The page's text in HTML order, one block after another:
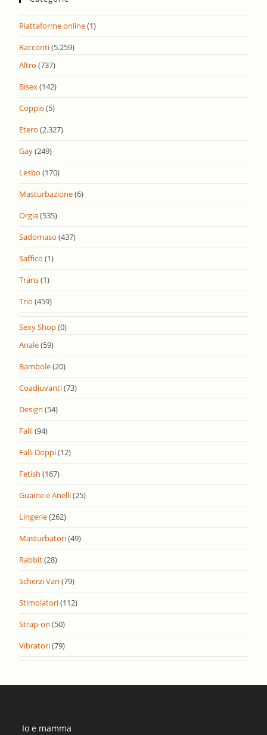
Piattaforme online(1)
Racconti(5.259)
Altro (737)
Bisex(142)
Coppie(5)
Etero (2.327)
Gay(249)
Lesbo (170)
Masturbazione(6)
Orgia(535)
Sadomaso (437)
Saffico (1)
Trans(1)
Trio (459)
Sexy Shop(0)
Anale(59)
Bambole(20)
Coadiuvanti(73)
Design (54)
Falli(94)
Falli Doppi(12)
Fetish (167)
Guaine e Anelli(25)
Lingerie(262)
Masturbatori(49)
Rabbit(28)
Scherzi Vari(79)
Stimolatori(112)
Strap-on (50)
Vibratori(79)
Io e mamma